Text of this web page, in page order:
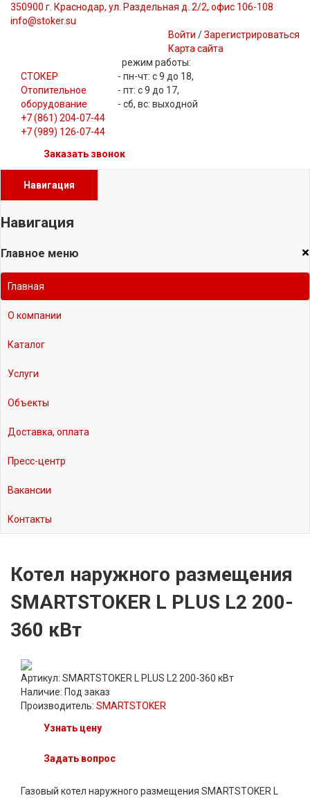
350900 г. Краснодар, ул. Раздельная д. 2/2, офис 106-108
info@stoker.su
Войти /Зарегистрироваться
Карта сайта
СТОКЕР
Отопительное
оборудование
режим работы:
- пн-чт: с 9 до 18,
- пт: с 9 до 17,
- сб, вс: выходной
+7 (861) 204-07-44
+7 (989) 126-07-44
Заказать звонок
Навигация
Навигация
×
Главное меню
Главная
О компании
Каталог
Услуги
Объекты
Доставка, оплата
Пресс-центр
Вакансии
Контакты
Котел наружного размещения
SMARTSTOKER L PLUS L2 200-
360 кВт
Артикул: SMARTSTOKER L PLUS L2 200-360 кВт
Наличие: Под заказ
Производитель: SMARTSTOKER
Узнать цену
Задать вопрос
Газовый котел наружного размещения SMARTSTOKER L